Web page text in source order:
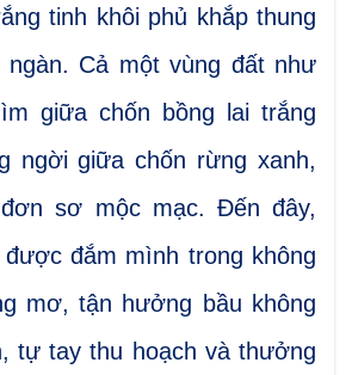
tinh khôi phủ khắp thung
ngàn. Cả một vùng đất như
giữa chốn bồng lai trắng
ngời giữa chốn rừng xanh,
sơ mộc mạc. Đến đây,
đắm mình trong không
mơ, tận hưởng bầu không
tự tay thu hoạch và thưởng